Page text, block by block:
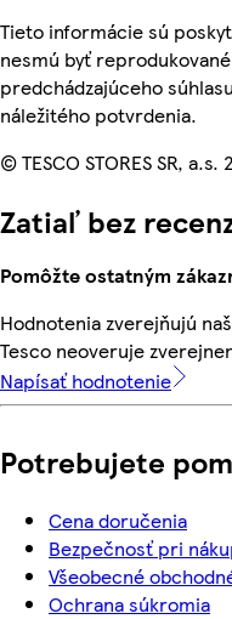
Tieto informácie sú
nesmú byť
predchádzajúceho
náležitého potvrdenia.
© TESCO STORES SR, a.s.
Zatiaľ bez
Pomôžte ostatným
Hodnotenia zverejňujú
Tesco neoveruje
Napísať hodnotenie
Potrebujete
Cena doručenia
Bezpečnosť pri
Všeobecné
Ochrana súkromia